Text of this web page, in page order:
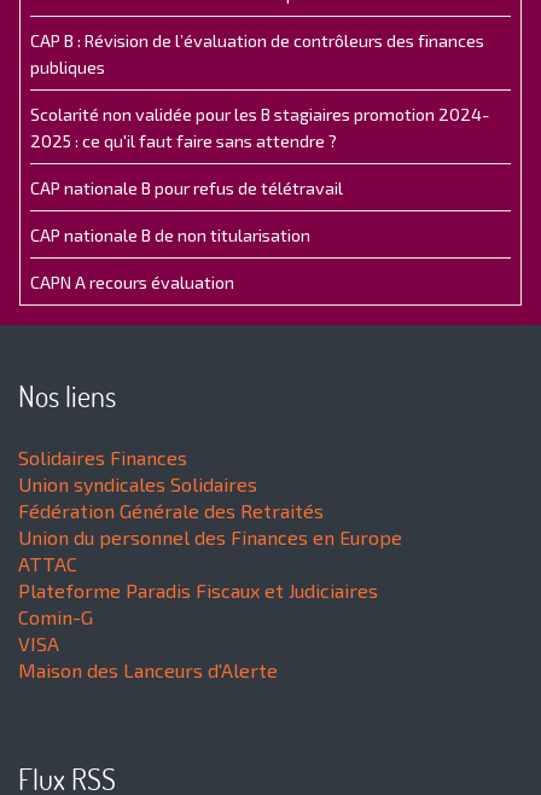
CAP B : Révision de l’évaluation de contrôleurs des finances
publiques
Scolarité non validée pour les B stagiaires promotion 2024-
2025 : ce qu'il faut faire sans attendre ?
CAP nationale B pour refus de télétravail
CAP nationale B de non titularisation
CAPN A recours évaluation
Nos liens
Solidaires Finances
Union syndicales Solidaires
Fédération Générale des Retraités
Union du personnel des Finances en Europe
ATTAC
Plateforme Paradis Fiscaux et Judiciaires
Comin-G
VISA
Maison des Lanceurs d'Alerte
Flux RSS